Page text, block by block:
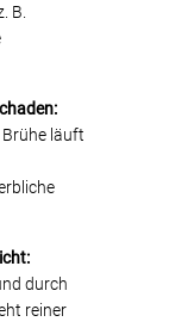
B.
läuft
durch
reiner